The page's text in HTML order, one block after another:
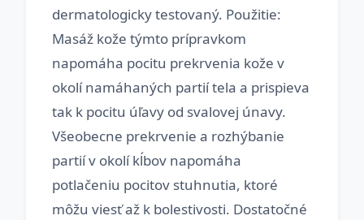
dermatologicky testovaný. Použitie:
Masáž kože týmto prípravkom
napomáha pocitu prekrvenia kože v
okolí namáhaných partií tela a prispieva
tak k pocitu úľavy od svalovej únavy.
Všeobecne prekrvenie a rozhýbanie
partií v okolí kĺbov napomáha
potlačeniu pocitov stuhnutia, ktoré
môžu viesť až k bolestivosti. Dostatočné